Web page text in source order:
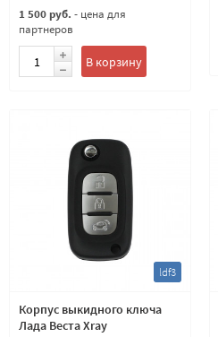
1 500 руб. - цена для
партнеров
В корзину
ldf3
Корпус выкидного ключа
Лада Веста Xray